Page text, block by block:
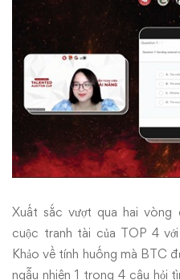
Xuất sắc vượt qua hai vòng
cuộc tranh tài của TOP 4
Khảo về tính huống mà BTC
ngẫu nhiên 1 trong 4 câu hỏi